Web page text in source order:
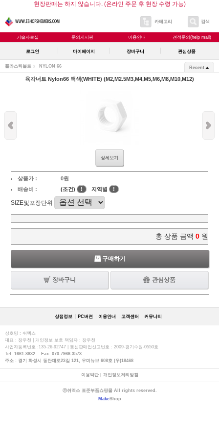
현장판매는 하지 않습니다. (온라인 주문 후 현장 수령 가능)
카테고리 검색
기술자료실 문의게시판 이용안내 견적문의(help mail)
로그인 마이페이지 장바구니 관심상품
플라스틱볼트 NYLON 66 Recent
육각너트 Nylon66 백색(WHITE) (M2,M2.5M3,M4,M5,M6,M8,M10,M12)
상세보기
상품가 :
0원
배송비 :
(조건) ! 지역별 !
SIZE및포장단위
총 상품 금액 0 원
구매하기
장바구니 관심상품
상점정보 PC버젼 이용안내 고객센터 커뮤니티
상호명 : 쉬멕스
대표 : 장우천 | 개인정보 보호 책임자 : 장우천
사업자등록번호 :135-26-92747 | 통신판매업신고번호 : 2009-경기수원-0550호
Tel: 1661-8832 Fax: 070-7966-3573
주소 : 경기 화성시 동탄대로23길 121, 우미뉴브 608호 (우)18468
이용약관| 개인정보처리방침
ⓒ쉬멕스 표준부품쇼핑몰 All rights reserved.
MakeShop